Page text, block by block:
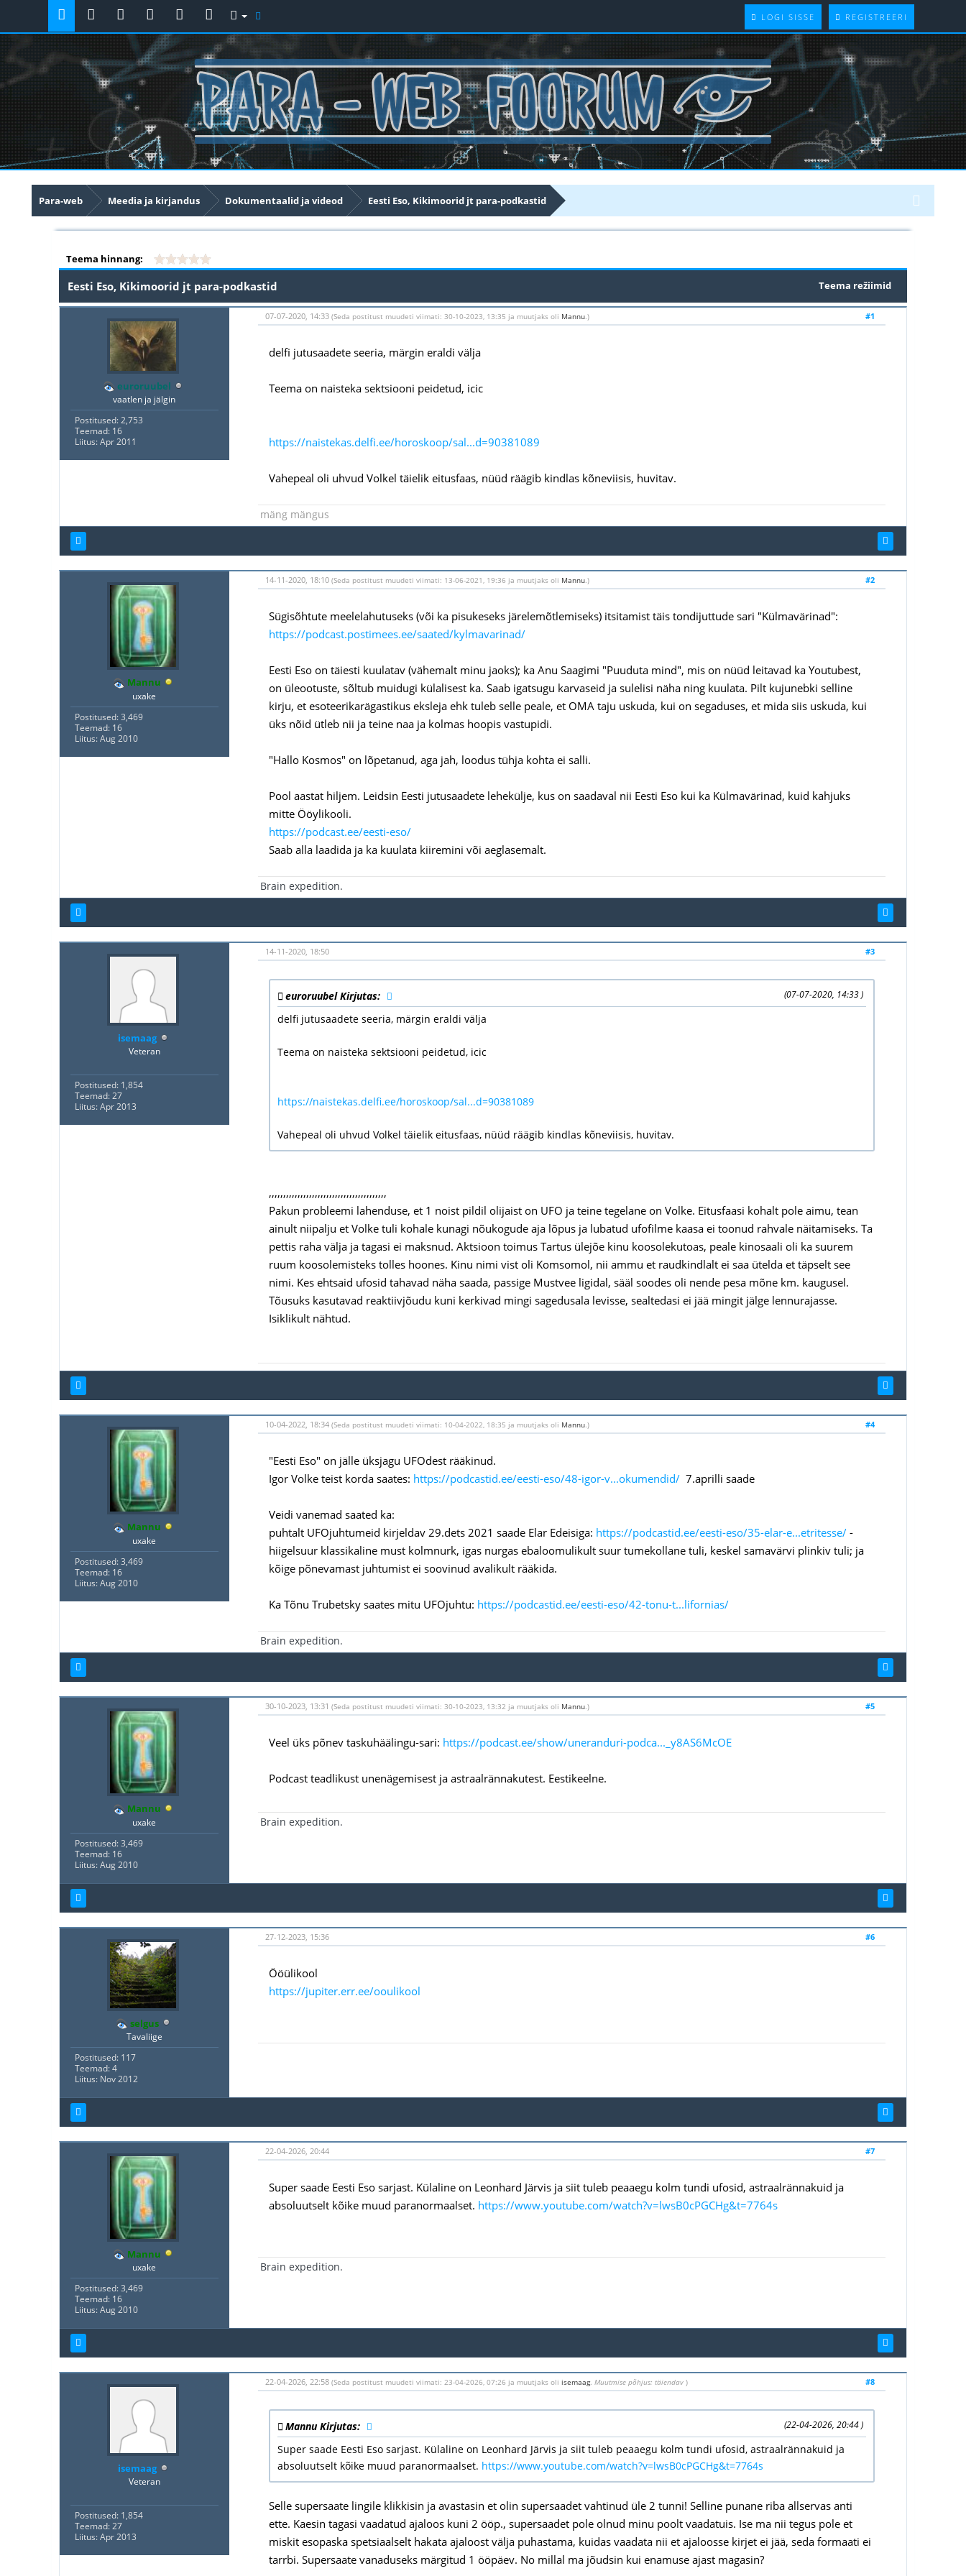
LOGI SISSE REGISTREERI
Para-web Meedia ja kirjandus Dokumentaalid ja videod Eesti Eso, Kikimoorid jt para-podkastid
Teema hinnang:
Teema režiimid
Eesti Eso, Kikimoorid jt para-podkastid
euroruubel
vaatlen ja jälgin
Postitused: 2,753
Teemad: 16
Liitus: Apr 2011
#1
07-07-2020, 14:33 (Seda postitust muudeti viimati: 30-10-2023, 13:35 ja muutjaks oli Mannu.)
delfi jutusaadete seeria, märgin eraldi välja
Teema on naisteka sektsiooni peidetud, icic
https://naistekas.delfi.ee/horoskoop/sal...d=90381089
Vahepeal oli uhvud Volkel täielik eitusfaas, nüüd räägib kindlas kõneviisis, huvitav.
mäng mängus
Mannu
uxake
Postitused: 3,469
Teemad: 16
Liitus: Aug 2010
#2
14-11-2020, 18:10 (Seda postitust muudeti viimati: 13-06-2021, 19:36 ja muutjaks oli Mannu.)
Sügisõhtute meelelahutuseks (või ka pisukeseks järelemõtlemiseks) itsitamist täis tondijuttude sari "Külmavärinad":
https://podcast.postimees.ee/saated/kylmavarinad/
Eesti Eso on täiesti kuulatav (vähemalt minu jaoks); ka Anu Saagimi "Puuduta mind", mis on nüüd leitavad ka Youtubest,
on üleootuste, sõltub muidugi külalisest ka. Saab igatsugu karvaseid ja sulelisi näha ning kuulata. Pilt kujunebki selline
kirju, et esoteerikarägastikus eksleja ehk tuleb selle peale, et OMA taju uskuda, kui on segaduses, et mida siis uskuda, kui
üks nõid ütleb nii ja teine naa ja kolmas hoopis vastupidi.
"Hallo Kosmos" on lõpetanud, aga jah, loodus tühja kohta ei salli.
Pool aastat hiljem. Leidsin Eesti jutusaadete lehekülje, kus on saadaval nii Eesti Eso kui ka Külmavärinad, kuid kahjuks
mitte Ööylikooli.
https://podcast.ee/eesti-eso/
Saab alla laadida ja ka kuulata kiiremini või aeglasemalt.
Brain expedition.
isemaag
Veteran
Postitused: 1,854
Teemad: 27
Liitus: Apr 2013
#3
14-11-2020, 18:50
(07-07-2020, 14:33 )
euroruubel Kirjutas:
delfi jutusaadete seeria, märgin eraldi välja
Teema on naisteka sektsiooni peidetud, icic
https://naistekas.delfi.ee/horoskoop/sal...d=90381089
Vahepeal oli uhvud Volkel täielik eitusfaas, nüüd räägib kindlas kõneviisis, huvitav.
,,,,,,,,,,,,,,,,,,,,,,,,,,,,,,,,,,,,,,,,,
Pakun probleemi lahenduse, et 1 noist pildil olijaist on UFO ja teine tegelane on Volke. Eitusfaasi kohalt pole aimu, tean
ainult niipalju et Volke tuli kohale kunagi nõukogude aja lõpus ja lubatud ufofilme kaasa ei toonud rahvale näitamiseks. Ta
pettis raha välja ja tagasi ei maksnud. Aktsioon toimus Tartus ülejõe kinu koosolekutoas, peale kinosaali oli ka suurem
ruum koosolemisteks tolles hoones. Kinu nimi vist oli Komsomol, nii ammu et raudkindlalt ei saa ütelda et täpselt see
nimi. Kes ehtsaid ufosid tahavad näha saada, passige Mustvee ligidal, sääl soodes oli nende pesa mõne km. kaugusel.
Tõusuks kasutavad reaktiivjõudu kuni kerkivad mingi sagedusala levisse, sealtedasi ei jää mingit jälge lennurajasse.
Isiklikult nähtud.
Mannu
uxake
Postitused: 3,469
Teemad: 16
Liitus: Aug 2010
#4
10-04-2022, 18:34 (Seda postitust muudeti viimati: 10-04-2022, 18:35 ja muutjaks oli Mannu.)
"Eesti Eso" on jälle üksjagu UFOdest rääkinud.
Igor Volke teist korda saates: https://podcastid.ee/eesti-eso/48-igor-v...okumendid/7.aprilli saade
Veidi vanemad saated ka:
puhtalt UFOjuhtumeid kirjeldav 29.dets 2021 saade Elar Edeisiga: https://podcastid.ee/eesti-eso/35-elar-e...etritesse/-
hiigelsuur klassikaline must kolmnurk, igas nurgas ebaloomulikult suur tumekollane tuli, keskel samavärvi plinkiv tuli; ja
kõige põnevamast juhtumist ei soovinud avalikult rääkida.
Ka Tõnu Trubetsky saates mitu UFOjuhtu: https://podcastid.ee/eesti-eso/42-tonu-t...lifornias/
Brain expedition.
Mannu
uxake
Postitused: 3,469
Teemad: 16
Liitus: Aug 2010
#5
30-10-2023, 13:31 (Seda postitust muudeti viimati: 30-10-2023, 13:32 ja muutjaks oli Mannu.)
Veel üks põnev taskuhäälingu-sari: https://podcast.ee/show/uneranduri-podca..._y8AS6McOE
Podcast teadlikust unenägemisest ja astraalrännakutest. Eestikeelne.
Brain expedition.
selgus
Tavaliige
Postitused: 117
Teemad: 4
Liitus: Nov 2012
#6
27-12-2023, 15:36
Ööülikool
https://jupiter.err.ee/ooulikool
Mannu
uxake
Postitused: 3,469
Teemad: 16
Liitus: Aug 2010
#7
22-04-2026, 20:44
Super saade Eesti Eso sarjast. Külaline on Leonhard Järvis ja siit tuleb peaaegu kolm tundi ufosid, astraalrännakuid ja
absoluutselt kõike muud paranormaalset. https://www.youtube.com/watch?v=lwsB0cPGCHg&t=7764s
Brain expedition.
isemaag
Veteran
Postitused: 1,854
Teemad: 27
Liitus: Apr 2013
#8
22-04-2026, 22:58 (Seda postitust muudeti viimati: 23-04-2026, 07:26 ja muutjaks oli isemaag. Muutmise põhjus: täiendav )
(22-04-2026, 20:44 )
Mannu Kirjutas:
Super saade Eesti Eso sarjast. Külaline on Leonhard Järvis ja siit tuleb peaaegu kolm tundi ufosid, astraalrännakuid ja
absoluutselt kõike muud paranormaalset. https://www.youtube.com/watch?v=lwsB0cPGCHg&t=7764s
Selle supersaate lingile klikkisin ja avastasin et olin supersaadet vahtinud üle 2 tunni! Selline punane riba allservas anti
ette. Kaesin tagasi vaadatud ajaloos kuni 2 ööp., supersaadet pole olnud minu poolt vaadatuis. Ise ma nii tegus pole et
miskit esopaska spetsiaalselt hakata ajaloost välja puhastama, kuidas vaadata nii et ajaloosse kirjet ei jää, seda formaati ei
tarrbi. Supersaate vanaduseks märgitud 1 ööpäev. No millal ma jõudsin kui enamuse ajast magasin?